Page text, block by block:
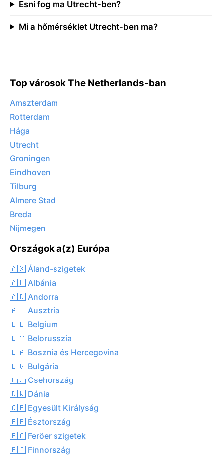
Esni fog ma Utrecht-ben?
Mi a hőmérséklet Utrecht-ben ma?
Top városok The Netherlands-ban
Amszterdam
Rotterdam
Hága
Utrecht
Groningen
Eindhoven
Tilburg
Almere Stad
Breda
Nijmegen
Országok a(z) Európa
🇦🇽 Åland-szigetek
🇦🇱 Albánia
🇦🇩 Andorra
🇦🇹 Ausztria
🇧🇪 Belgium
🇧🇾 Belorusszia
🇧🇦 Bosznia és Hercegovina
🇧🇬 Bulgária
🇨🇿 Csehország
🇩🇰 Dánia
🇬🇧 Egyesült Királyság
🇪🇪 Észtország
🇫🇴 Feröer szigetek
🇫🇮 Finnország